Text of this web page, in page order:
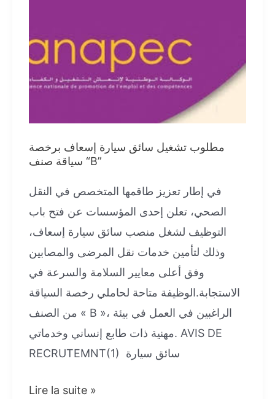
لمدة
سنة
مطلوب تشغيل سائق سيارة إسعاف برخصة
سياقة صنف “B”
في إطار تعزيز طاقمها المتخصص في النقل
الصحي، تعلن إحدى المؤسسات عن فتح باب
التوظيف لشغل منصب سائق سيارة إسعاف،
وذلك لتأمين خدمات نقل المرضى والمصابين
وفق أعلى معايير السلامة والسرعة في
الاستجابة.الوظيفة متاحة لحاملي رخصة السياقة
من الصنف « B »، الراغبين في العمل في بيئة
مهنية ذات طابع إنساني وخدماتي. AVIS DE
RECRUTEMNT(1) سائق سيارة
مطلوب
Lire la suite »